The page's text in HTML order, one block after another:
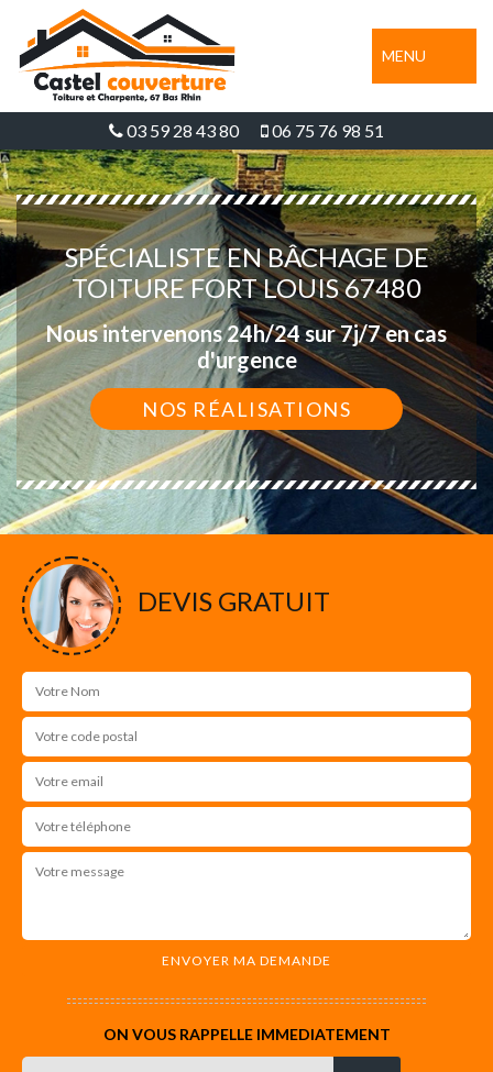
MENU
03 59 28 43 80 06 75 76 98 51
SPÉCIALISTE EN BÂCHAGE DE
TOITURE FORT LOUIS 67480
Nous intervenons 24h/24 sur 7j/7 en cas
d'urgence
NOS RÉALISATIONS
DEVIS GRATUIT
ON VOUS RAPPELLE IMMEDIATEMENT